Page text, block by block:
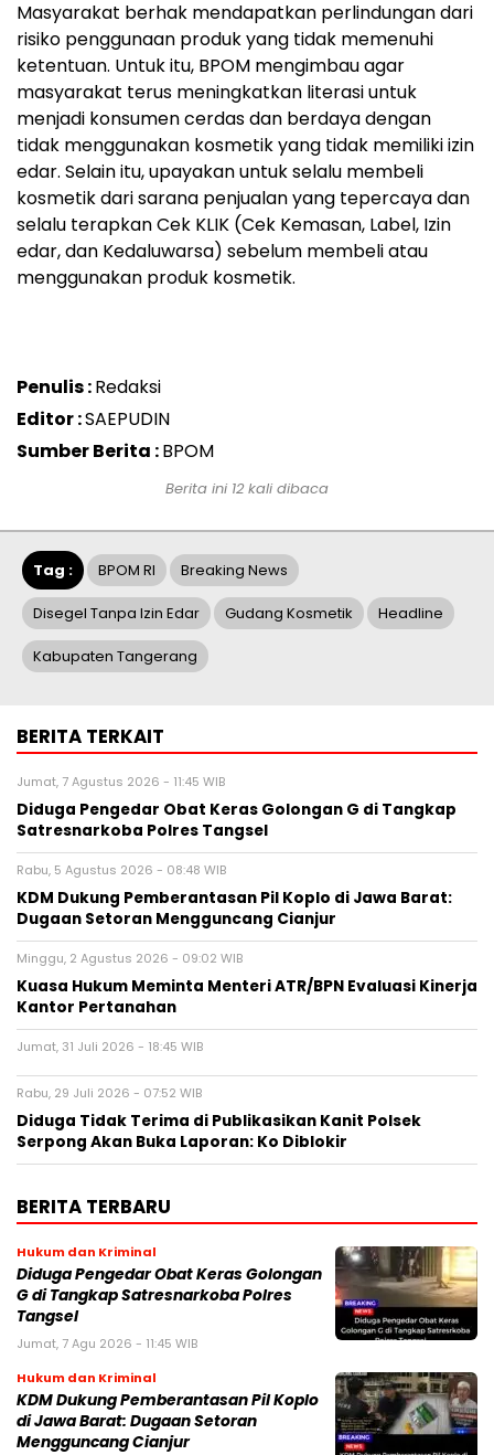
Masyarakat berhak mendapatkan perlindungan dari
risiko penggunaan produk yang tidak memenuhi
ketentuan. Untuk itu, BPOM mengimbau agar
masyarakat terus meningkatkan literasi untuk
menjadi konsumen cerdas dan berdaya dengan
tidak menggunakan kosmetik yang tidak memiliki izin
edar. Selain itu, upayakan untuk selalu membeli
kosmetik dari sarana penjualan yang tepercaya dan
selalu terapkan Cek KLIK (Cek Kemasan, Label, Izin
edar, dan Kedaluwarsa) sebelum membeli atau
menggunakan produk kosmetik.‎
Penulis :Redaksi
Editor :SAEPUDIN
Sumber Berita :BPOM
Berita ini 12 kali dibaca
Tag : BPOM RI Breaking News
Disegel Tanpa Izin Edar Gudang Kosmetik Headline
Kabupaten Tangerang
BERITA TERKAIT
Jumat, 7 Agustus 2026 - 11:45 WIB
Diduga Pengedar Obat Keras Golongan G di Tangkap
Satresnarkoba Polres Tangsel
Rabu, 5 Agustus 2026 - 08:48 WIB
KDM Dukung Pemberantasan Pil Koplo di Jawa Barat:
Dugaan Setoran Mengguncang Cianjur
Minggu, 2 Agustus 2026 - 09:02 WIB
Kuasa Hukum Meminta Menteri ATR/BPN Evaluasi Kinerja
Kantor Pertanahan
Jumat, 31 Juli 2026 - 18:45 WIB
Rabu, 29 Juli 2026 - 07:52 WIB
Diduga Tidak Terima di Publikasikan Kanit Polsek
Serpong Akan Buka Laporan: Ko Diblokir
BERITA TERBARU
Hukum dan Kriminal
Diduga Pengedar Obat Keras Golongan
G di Tangkap Satresnarkoba Polres
Tangsel
Jumat, 7 Agu 2026 - 11:45 WIB
Hukum dan Kriminal
KDM Dukung Pemberantasan Pil Koplo
di Jawa Barat: Dugaan Setoran
Mengguncang Cianjur